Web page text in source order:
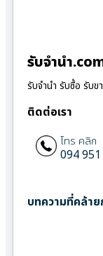
รับจํานํา
รับจำนำ รับซื้อ รับ
ติดต่อเรา
โทร คลิก
094
บทความที่คล้า